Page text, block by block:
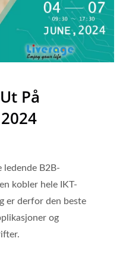
På
ledende B2B-
kobler hele IKT-
er derfor den beste
og